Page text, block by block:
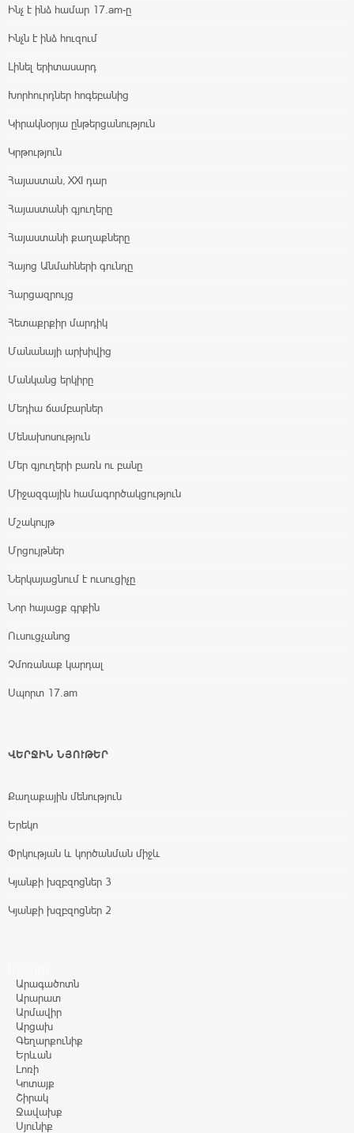
Ինչ է ինձ համար 17.am-ը
Ինչն է ինձ հուզում
Լինել երիտասարդ
Խորհուրդներ հոգեբանից
Կիրակնօրյա ընթերցանություն
Կրթություն
Հայաստան, XXI դար
Հայաստանի գյուղերը
Հայաստանի քաղաքները
Հայոց Անմահների գունդը
Հարցազրույց
Հետաքրքիր մարդիկ
Մանանայի արխիվից
Մանկանց երկիրը
Մեդիա ճամբարներ
Մենախոսություն
Մեր գյուղերի բառն ու բանը
Միջազգային համագործակցություն
Մշակույթ
Մրցույթներ
Ներկայացնում է ուսուցիչը
Նոր հայացք գրքին
Ուսուցչանոց
Չմոռանաք կարդալ
Սպորտ 17.am
ՎԵՐՋԻՆ ՆՅՈՒԹԵՐ
Քաղաքային մենություն
Երեկո
Փրկության և կործանման միջև
Կյանքի խզբզոցներ 3
Կյանքի խզբզոցներ 2
Արագածոտն
Արարատ
Արմավիր
Արցախ
Գեղարքունիք
Երևան
Լոռի
Կոտայք
Շիրակ
Ջավախք
Սյունիք